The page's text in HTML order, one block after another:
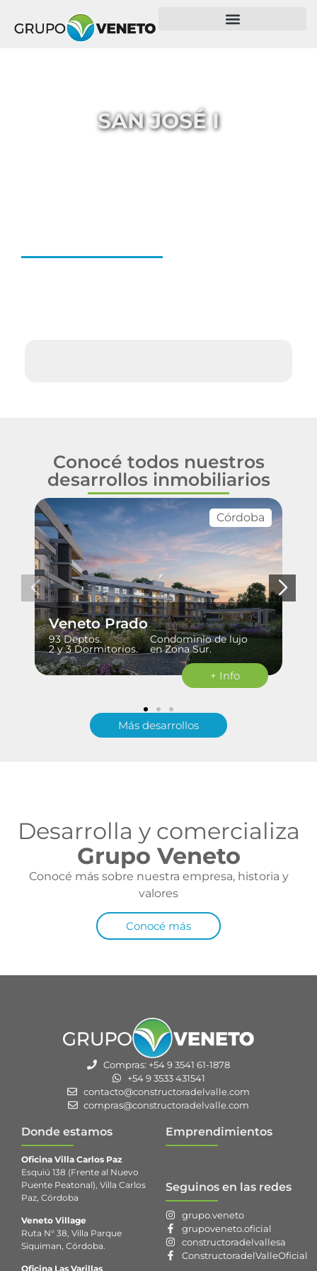
SAN JOSÉ I
Conocé todos nuestros
desarrollos inmobiliarios
Córdoba
Veneto Prado
93 Deptos.
2 y 3 Dormitorios.
Condominio de lujo
en Zona Sur.
+ Info
Más desarrollos
Desarrolla y comercializa
Grupo Veneto
Conocé más sobre nuestra empresa, historia y
valores
Conocé más
Compras: +54 9 3541 61-1878
+54 9 3533 431541
contacto@constructoradelvalle.com
compras@constructoradelvalle.com
Donde estamos
Oficina Villa Carlos Paz
Esquiú 138 (Frente al Nuevo
Puente Peatonal), Villa Carlos
Paz, Córdoba
Veneto Village
Ruta N° 38, Villa Parque
Siquiman, Córdoba.
Oficina Las Varillas
Emprendimientos
Seguinos en las redes
grupo.veneto
grupoveneto.oficial
constructoradelvallesa
ConstructoradelValleOficial